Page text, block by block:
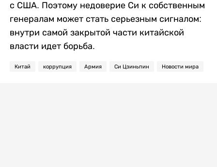
с США. Поэтому недоверие Си к собственным
генералам может стать серьезным сигналом:
внутри самой закрытой части китайской
власти идет борьба.
Китай коррупция Армия Си Цзиньпин Новости мира